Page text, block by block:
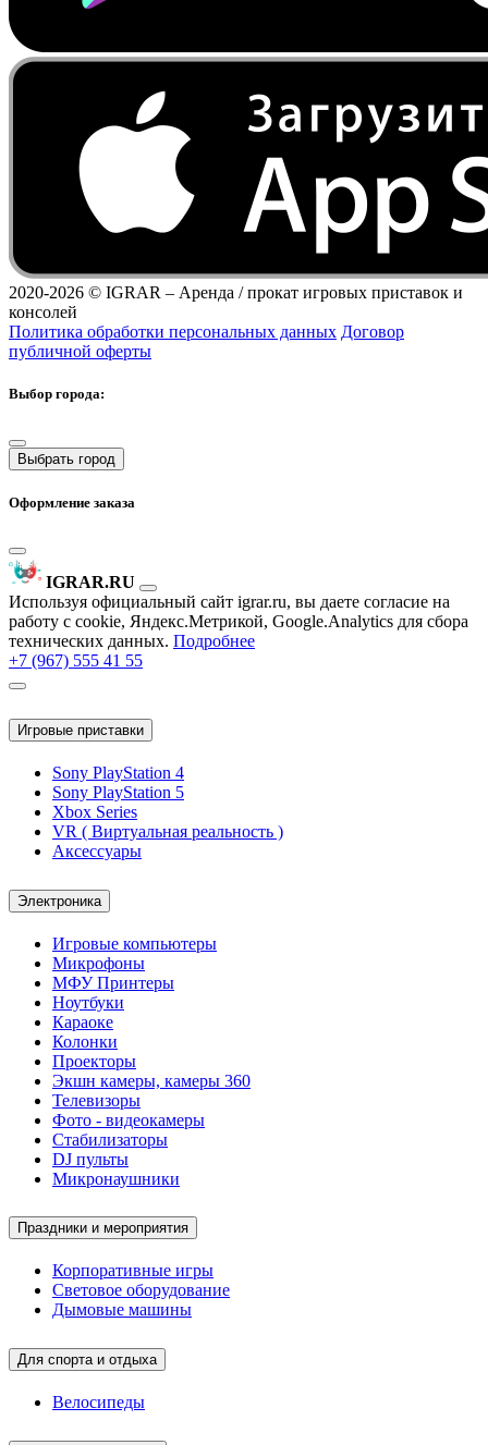
2020-2026 © IGRAR – Аренда / прокат игровых приставок и
консолей
Политика обработки персональных данных Договор
публичной оферты
Выбор города:
Выбрать город
Оформление заказа
IGRAR.RU
Используя официальный сайт igrar.ru, вы даете согласие на
работу с cookie, Яндекс.Метрикой, Google.Analytics для сбора
технических данных. Подробнее
+7 (967) 555 41 55
Игровые приставки
Sony PlayStation 4
Sony PlayStation 5
Xbox Series
VR ( Виртуальная реальность )
Аксессуары
Электроника
Игровые компьютеры
Микрофоны
МФУ Принтеры
Ноутбуки
Караоке
Колонки
Проекторы
Экшн камеры, камеры 360
Телевизоры
Фото - видеокамеры
Стабилизаторы
DJ пульты
Микронаушники
Праздники и мероприятия
Корпоративные игры
Световое оборудование
Дымовые машины
Для спорта и отдыха
Велосипеды